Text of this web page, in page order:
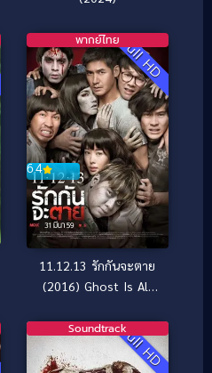
Full HD
6.4
พากย์ไทย
11.12.13 รักกันจะตาย
(2016) Ghost Is All
Full HD
Soundtrack